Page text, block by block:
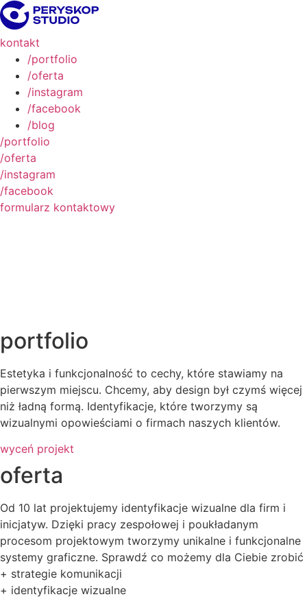
kontakt
/portfolio
/oferta
/instagram
/facebook
/blog
/portfolio
/oferta
/instagram
/facebook
formularz kontaktowy
portfolio
Estetyka i funkcjonalność to cechy, które stawiamy na
pierwszym miejscu. Chcemy, aby design był czymś więcej
niż ładną formą. Identyfikacje, które tworzymy są
wizualnymi opowieściami o firmach naszych klientów.
wyceń projekt
oferta
Od 10 lat projektujemy identyfikacje wizualne dla firm i
inicjatyw. Dzięki pracy zespołowej i poukładanym
procesom projektowym tworzymy unikalne i funkcjonalne
systemy graficzne. Sprawdź co możemy dla Ciebie zrobić
+ strategie komunikacji
+ identyfikacje wizualne